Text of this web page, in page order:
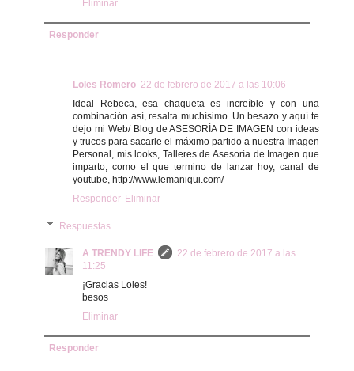
Eliminar
Responder
Loles Romero 22 de febrero de 2017 a las 10:06
Ideal Rebeca, esa chaqueta es increíble y con una
combinación así, resalta muchísimo. Un besazo y aquí te
dejo mi Web/ Blog de ASESORÍA DE IMAGEN con ideas
y trucos para sacarle el máximo partido a nuestra Imagen
Personal, mis looks, Talleres de Asesoría de Imagen que
imparto, como el que termino de lanzar hoy, canal de
youtube, http://www.lemaniqui.com/
Responder Eliminar
Respuestas
A TRENDY LIFE
22 de febrero de 2017 a las
11:25
¡Gracias Loles!
besos
Eliminar
Responder